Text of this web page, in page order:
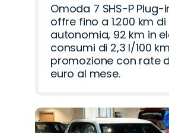
Omoda 7 SHS-P Plug-
offre fino a 1.200 km di
autonomia, 92 km in
consumi di 2,3 l/100
promozione con rate
euro al mese.